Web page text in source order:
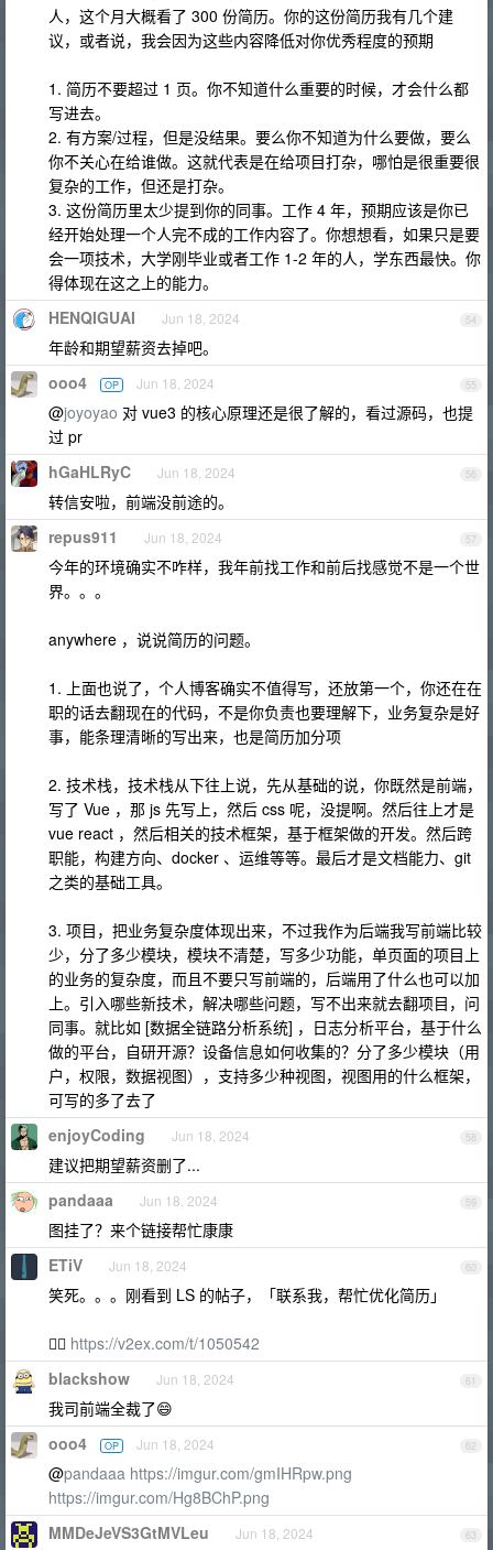
人，这个月大概看了 300 份简历。你的这份简历我有几个建
议，或者说，我会因为这些内容降低对你优秀程度的预期
1. 简历不要超过 1 页。你不知道什么重要的时候，才会什么都
写进去。
2. 有方案/过程，但是没结果。要么你不知道为什么要做，要么
你不关心在给谁做。这就代表是在给项目打杂，哪怕是很重要很
复杂的工作，但还是打杂。
3. 这份简历里太少提到你的同事。工作 4 年，预期应该是你已
经开始处理一个人完不成的工作内容了。你想想看，如果只是要
会一项技术，大学刚毕业或者工作 1-2 年的人，学东西最快。你
得体现在这之上的能力。
54
HENQIGUAI Jun 18, 2024
年龄和期望薪资去掉吧。
55
ooo4 OP Jun 18, 2024
@joyoyao 对 vue3 的核心原理还是很了解的，看过源码，也提
过 pr
56
hGaHLRyC Jun 18, 2024
转信安啦，前端没前途的。
57
repus911 Jun 18, 2024
今年的环境确实不咋样，我年前找工作和前后找感觉不是一个世
界。。。
anywhere ，说说简历的问题。
1. 上面也说了，个人博客确实不值得写，还放第一个，你还在在
职的话去翻现在的代码，不是你负责也要理解下，业务复杂是好
事，能条理清晰的写出来，也是简历加分项
2. 技术栈，技术栈从下往上说，先从基础的说，你既然是前端，
写了 Vue ，那 js 先写上，然后 css 呢，没提啊。然后往上才是
vue react ，然后相关的技术框架，基于框架做的开发。然后跨
职能，构建方向、docker 、运维等等。最后才是文档能力、git
之类的基础工具。
3. 项目，把业务复杂度体现出来，不过我作为后端我写前端比较
少，分了多少模块，模块不清楚，写多少功能，单页面的项目上
的业务的复杂度，而且不要只写前端的，后端用了什么也可以加
上。引入哪些新技术，解决哪些问题，写不出来就去翻项目，问
同事。就比如 [数据全链路分析系统] ，日志分析平台，基于什么
做的平台，自研开源？设备信息如何收集的？分了多少模块（用
户，权限，数据视图），支持多少种视图，视图用的什么框架，
可写的多了去了
58
enjoyCoding Jun 18, 2024
建议把期望薪资删了...
59
pandaaa Jun 18, 2024
图挂了？来个链接帮忙康康
60
ETiV Jun 18, 2024
笑死。。。刚看到 LS 的帖子，「联系我，帮忙优化简历」
👉🏻 https://v2ex.com/t/1050542
61
blackshow Jun 18, 2024
我司前端全裁了😄
62
ooo4 OP Jun 18, 2024
@pandaaa https://imgur.com/gmIHRpw.png
https://imgur.com/Hg8BChP.png
63
MMDeJeVS3GtMVLeu Jun 18, 2024